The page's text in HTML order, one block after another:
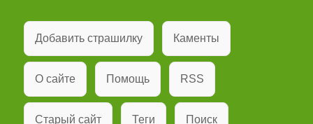
Добавить страшилку Каменты
О сайте Помощь RSS
Старый сайт Теги Поиск